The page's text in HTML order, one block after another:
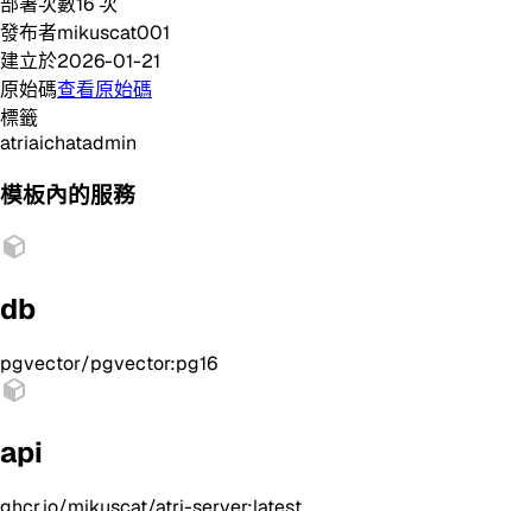
發布者mikuscat001
建立於2026-01-21
原始碼查看原始碼
標籤
atriaichatadmin
模板內的服務
db
pgvector/pgvector:pg16
api